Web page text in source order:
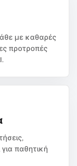
με καθαρές
προτροπές
παθητική